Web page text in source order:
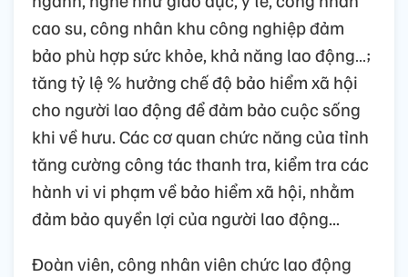
cao su, công nhân khu công nghiệp đảm
bảo phù hợp sức khỏe, khả năng lao động…;
tăng tỷ lệ % hưởng chế độ bảo hiểm xã hội
cho người lao động để đảm bảo cuộc sống
khi về hưu. Các cơ quan chức năng của tỉnh
tăng cường công tác thanh tra, kiểm tra các
hành vi vi phạm về bảo hiểm xã hội, nhằm
đảm bảo quyền lợi của người lao động...
Đoàn viên, công nhân viên chức lao động